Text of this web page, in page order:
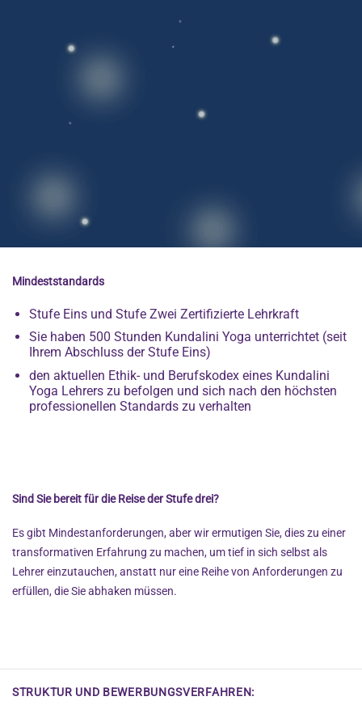
Mindeststandards
Stufe Eins und Stufe Zwei Zertifizierte Lehrkraft
Sie haben 500 Stunden Kundalini Yoga unterrichtet (seit
Ihrem Abschluss der Stufe Eins)
den aktuellen Ethik- und Berufskodex eines Kundalini
Yoga Lehrers zu befolgen und sich nach den höchsten
professionellen Standards zu verhalten
Sind Sie bereit für die Reise der Stufe drei?
Es gibt Mindestanforderungen, aber wir ermutigen Sie, dies zu einer
transformativen Erfahrung zu machen, um tief in sich selbst als
Lehrer einzutauchen, anstatt nur eine Reihe von Anforderungen zu
erfüllen, die Sie abhaken müssen.
STRUKTUR UND BEWERBUNGSVERFAHREN: